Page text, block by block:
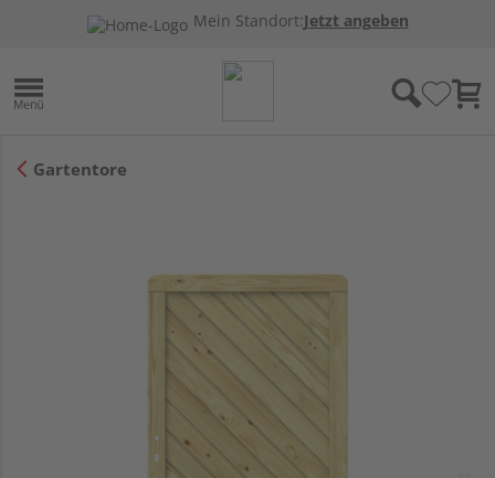
Mein Standort:Jetzt angeben
Gartentore